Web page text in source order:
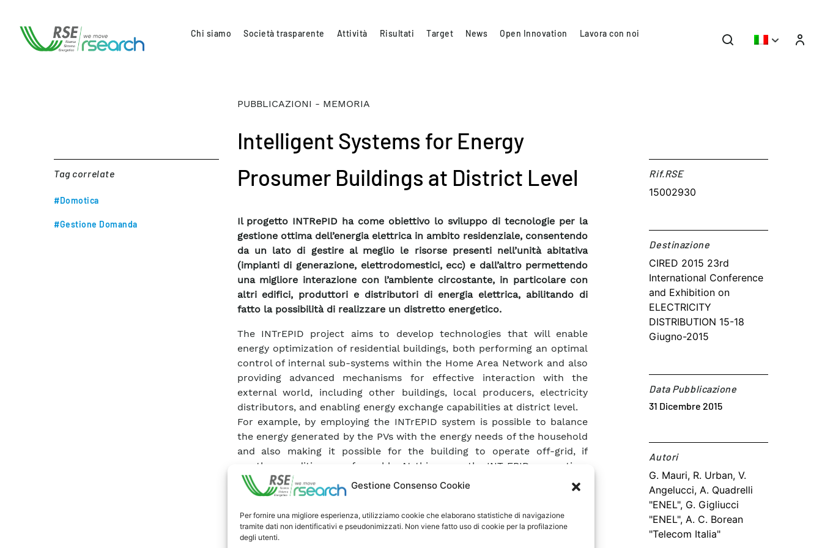
Gestione Consenso Cookie
Per fornire una migliore esperienza, utilizziamo cookie che elaborano statistiche di navigazione
tramite dati non identificativi e pseudonimizzati. Non viene fatto uso di cookie per la profilazione
degli utenti.
Chi siamo Società trasparente Attività Risultati Target News Open Innovation Lavora con noi
Tag correlate
#Domotica
#Gestione Domanda
PUBBLICAZIONI - MEMORIA
Intelligent Systems for Energy
Prosumer Buildings at District Level
Il progetto INTRePID ha come obiettivo lo sviluppo di tecnologie per la
gestione ottima dell’energia elettrica in ambito residenziale, consentendo
da un lato di gestire al meglio le risorse presenti nell’unità abitativa
(impianti di generazione, elettrodomestici, ecc) e dall’altro permettendo
una migliore interazione con l’ambiente circostante, in particolare con
altri edifici, produttori e distributori di energia elettrica, abilitando di
fatto la possibilità di realizzare un distretto energetico.
The INTrEPID project aims to develop technologies that will enable
energy optimization of residential buildings, both performing an optimal
control of internal sub-systems within the Home Area Network and also
providing advanced mechanisms for effective interaction with the
external world, including other buildings, local producers, electricity
distributors, and enabling energy exchange capabilities at district level.
For example, by employing the INTrEPID system is possible to balance
the energy generated by the PVs with the energy needs of the household
and also making it possible for the building to operate off-grid, if
weather conditions are favorable. At this scope the INTrEPID consortium
has developed innovative software named “smart exchanger” that
focused on the management of the energy flow between buildings and
the external world.
This paper provides an overview of the INTrEPID system architecture, in
particular on the smart exchanger technology.
Rif.RSE​
15002930
Destinazione​
CIRED 2015 23rd
International Conference
and Exhibition on
ELECTRICITY
DISTRIBUTION 15-18
Giugno-2015
Data Pubblicazione
31 Dicembre 2015
Autori​
G. Mauri, R. Urban, V.
Angelucci, A. Quadrelli
"ENEL", G. Gigliucci
"ENEL", A. C. Borean
"Telecom Italia"